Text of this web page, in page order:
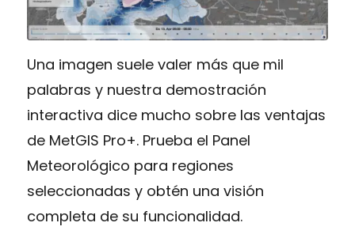
Una imagen suele valer más que mil
palabras y nuestra demostración
interactiva dice mucho sobre las ventajas
de MetGIS Pro+. Prueba el Panel
Meteorológico para regiones
seleccionadas y obtén una visión
completa de su funcionalidad.